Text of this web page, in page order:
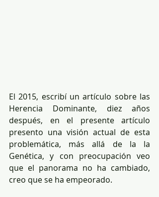
El 2015, escribí un artículo sobre las
Herencia Dominante, diez años
después, en el presente artículo
presento una visión actual de esta
problemática, más allá de la la
Genética, y con preocupación veo
que el panorama no ha cambiado,
creo que se ha empeorado.